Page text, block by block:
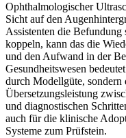
Ophthalmologischer
Sicht auf den
Assistenten die Befundung
koppeln, kann das die
und den Aufwand in der
Gesundheitswesen
durch Modellgüte,
Übersetzungsleistung
und diagnostischen
auch für die klinische
Systeme zum Prüfstein.